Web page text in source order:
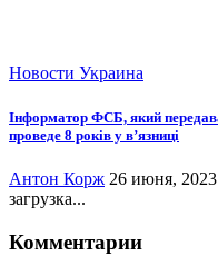
Новости Украина
Інформатор ФСБ, який
проведе 8 років у в’язниці
Антон Корж 26 июня,
загрузка...
Комментарии